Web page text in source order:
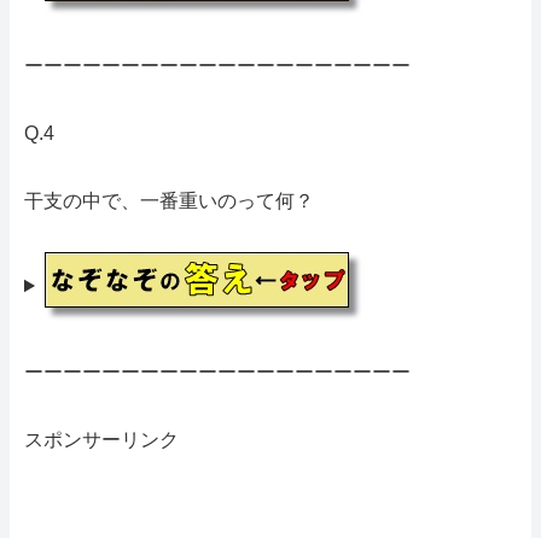
ーーーーーーーーーーーーーーーーーーーー
Q.4
干支の中で、一番重いのって何？
ーーーーーーーーーーーーーーーーーーーー
スポンサーリンク